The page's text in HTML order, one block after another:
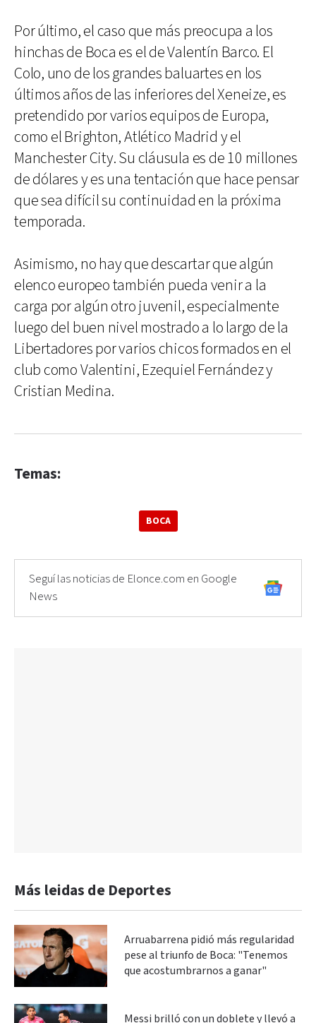
Por último, el caso que más preocupa a los
hinchas de Boca es el de Valentín Barco. El
Colo, uno de los grandes baluartes en los
últimos años de las inferiores del Xeneize, es
pretendido por varios equipos de Europa,
como el Brighton, Atlético Madrid y el
Manchester City. Su cláusula es de 10 millones
de dólares y es una tentación que hace pensar
que sea difícil su continuidad en la próxima
temporada.
Asimismo, no hay que descartar que algún
elenco europeo también pueda venir a la
carga por algún otro juvenil, especialmente
luego del buen nivel mostrado a lo largo de la
Libertadores por varios chicos formados en el
club como Valentini, Ezequiel Fernández y
Cristian Medina.
Temas:
BOCA
Seguí las noticias de Elonce.com en Google
News
Más leidas de Deportes
Arruabarrena pidió más regularidad
pese al triunfo de Boca: "Tenemos
que acostumbrarnos a ganar"
Messi brilló con un doblete y llevó a